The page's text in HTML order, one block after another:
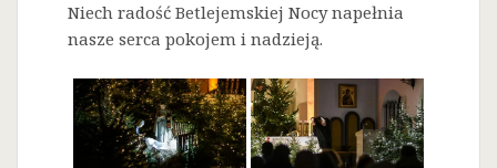
Niech radość Betlejemskiej Nocy napełnia
nasze serca pokojem i nadzieją.